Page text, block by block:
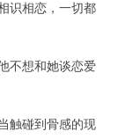
识相恋，一切都
不想和她谈恋爱
触碰到骨感的现